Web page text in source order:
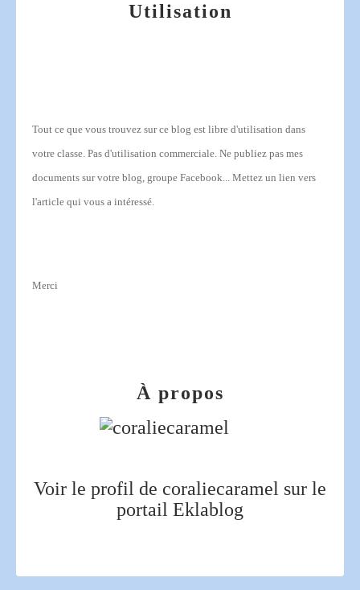
À propos
Voir le profil de coraliecaramel sur le
portail Eklablog
Utilisation
Tout ce que vous trouvez sur ce blog est libre d'utilisation dans
votre classe. Pas d'utilisation commerciale. Ne publiez pas mes
documents sur votre blog, groupe Facebook... Mettez un lien vers
l'article qui vous a intéressé.
Merci